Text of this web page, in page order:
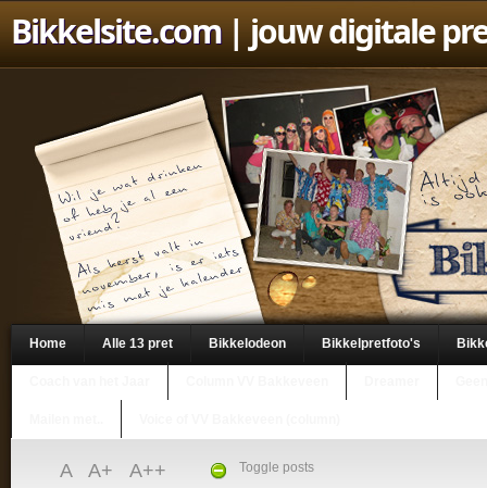
Bikkelsite.com| jouw digitale
Home Alle 13 pret Bikkelodeon Bikkelpretfoto's
Toggle posts
A A+ A++